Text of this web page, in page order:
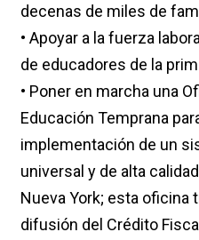
decenas de miles de
• Apoyar a la fuerza
de educadores de la
• Poner en marcha una
Educación Temprana
implementación de un
universal y de alta
Nueva York; esta oficina
difusión del Crédito